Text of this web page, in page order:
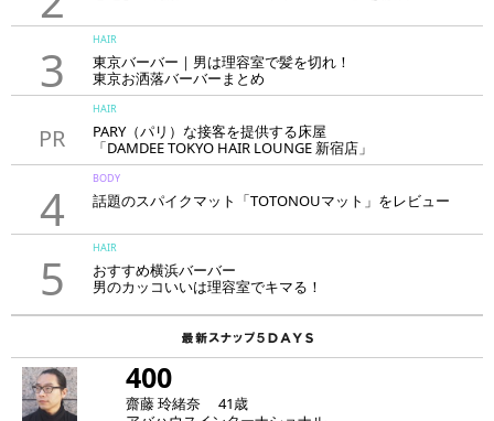
3
HAIR
東京バーバー｜男は理容室で髪を切れ！
東京お洒落バーバーまとめ
PR
HAIR
PARY（パリ）な接客を提供する床屋
「DAMDEE TOKYO HAIR LOUNGE 新宿店」
4
BODY
話題のスパイクマット「TOTONOUマット」をレビュー
5
HAIR
おすすめ横浜バーバー
男のカッコいいは理容室でキマる！
400
齋藤 玲緒奈 41歳